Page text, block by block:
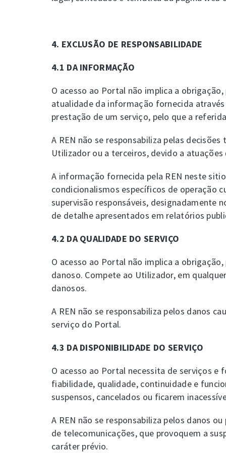
4. EXCLUSÃO DE RESPONSABILIDADE
4.1 DA INFORMAÇÃO
O acesso ao Portal não implica a
atualidade da informação fornecida
prestação de um serviço, pelo que a
A REN não se responsabiliza pelas
Utilizador ou a terceiros, devido a
A informação fornecida pela REN neste
condicionalismos específicos de operação
supervisão responsáveis, designadamente
de detalhe apresentados em relatórios
4.2 DA QUALIDADE DO SERVIÇO
O acesso ao Portal não implica a
danoso. Compete ao Utilizador, em
danosos.
A REN não se responsabiliza pelos danos
serviço do Portal.
4.3 DA DISPONIBILIDADE DO SERVIÇO
O acesso ao Portal necessita de serviços
fiabilidade, qualidade, continuidade e
suspensos, cancelados ou ficarem
A REN não se responsabiliza pelos danos
de telecomunicações, que provoquem a
caráter prévio.